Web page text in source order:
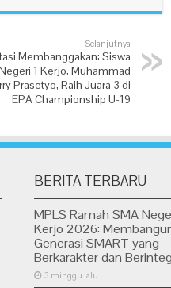
Selanjutnya
Membanggakan: Siswa
1 Kerjo, Muhammad
Prasetyo, Raih Juara 3 di
EPA Championship U-19
BERITA TERBARU
MPLS Ramah SMA
Kerjo 2026:
Generasi SMART yang
Berkarakter dan
3 minggu lalu